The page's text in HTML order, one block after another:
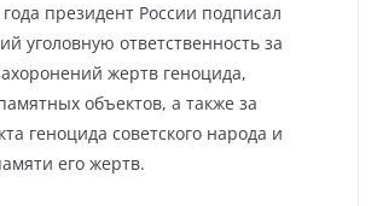
президент России подписал
уголовную ответственность за
жертв геноцида,
объектов, а также за
геноцида советского народа и
его жертв.